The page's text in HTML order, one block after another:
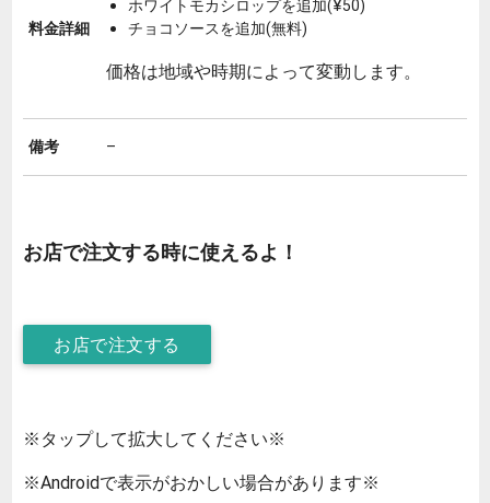
料金詳細
ホワイトモカシロップを追加(¥50)
チョコソースを追加(無料)
価格は地域や時期によって変動します。
備考 –
お店で注文する時に使えるよ！
お店で注文する
※タップして拡大してください※
※Androidで表示がおかしい場合があります※